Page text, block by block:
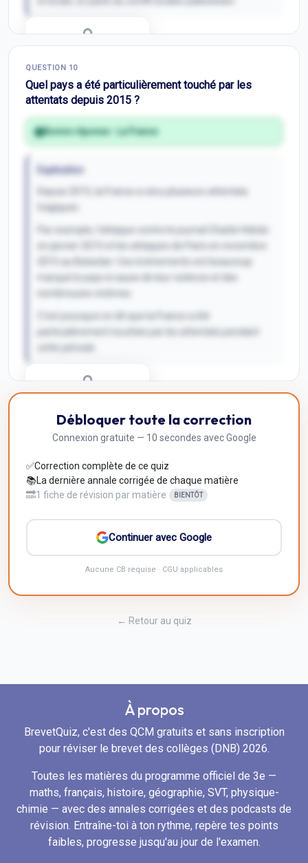
QUESTION 10
Quel pays a été particulièrement touché par les
attentats depuis 2015 ?
Bonne réponse : La France
Explication
Depuis 2015, la France a vécu plusieurs attentats
tragiques.
Par exemple, l'attaque contre le journal Charlie Hebdo
en janvier 2015 et les attaques de Paris en novembre
2015 au Bataclan. Ces événements ont beaucoup
marqué le pays à cause de leur violence et des
C'est pourquoi on dit que la France a été
Inscris-toi pour débloquer
Débloquer toute la correction
Connexion gratuite — 10 secondes avec Google
✅Correction complète de ce quiz
📚La dernière annale corrigée de chaque matière
🔜1 fiche de révision par matière BIENTÔT
Continuer avec Google
Aucune CB requise · CGU applicables
← Retour au quiz
À propos
BrevetQuiz, c'est des QCM gratuits et sans inscription
pour réviser le brevet des collèges (DNB) 2026.
Toutes les matières du programme officiel de 3e —
maths, français, histoire, géographie, SVT, physique-
chimie — avec des annales corrigées et des podcasts de
révision. Entraîne-toi à ton rythme, repère tes points
faibles, progresse jusqu'au jour de l'examen.